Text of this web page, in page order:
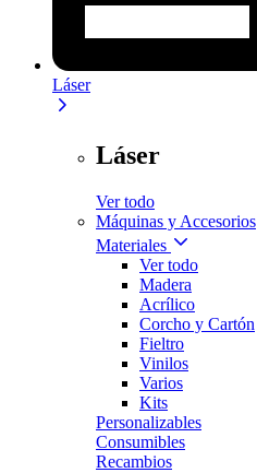
Láser
Láser
Ver todo
Máquinas y Accesorios
Materiales
Ver todo
Madera
Acrílico
Corcho y Cartón
Fieltro
Vinilos
Varios
Kits
Personalizables
Consumibles
Recambios